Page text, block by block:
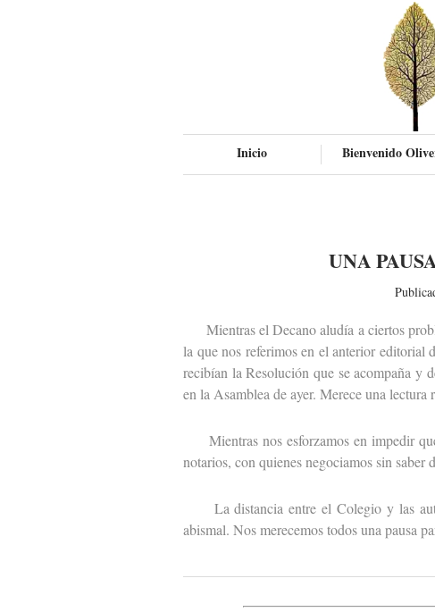
Inicio Bienvenido
UNA
Mientras el Decano aludía a ciertos
la que nos referimos en el anterior
recibían la Resolución que se acompaña y
en la Asamblea de ayer. Merece una lectura
Mientras nos esforzamos en impedir
notarios, con quienes negociamos sin saber
La distancia entre el Colegio y las
abismal. Nos merecemos todos una pausa